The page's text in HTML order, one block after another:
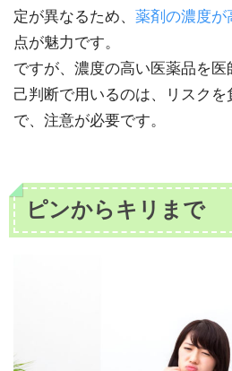
定が異なるため、 薬剤の濃度が
点が魅力です。
ですが、濃度の高い医薬品を
己判断で用いるのは、リスク
で、注意が必要です。
ピンからキリまで